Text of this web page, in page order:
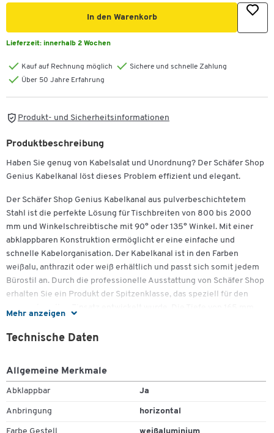
In den Warenkorb
Lieferzeit: innerhalb 2 Wochen
Kauf auf Rechnung möglich
Sichere und schnelle Zahlung
Über 50 Jahre Erfahrung
Produkt- und Sicherheitsinformationen
Mehr anzeigen
Produktbeschreibung
Haben Sie genug von Kabelsalat und Unordnung? Der Schäfer Shop
Genius Kabelkanal löst dieses Problem effizient und elegant.
Der Schäfer Shop Genius Kabelkanal aus pulverbeschichtetem
Stahl ist die perfekte Lösung für Tischbreiten von 800 bis 2000
mm und Winkelschreibtische mit 90° oder 135° Winkel. Mit einer
abklappbaren Konstruktion ermöglicht er eine einfache und
schnelle Kabelorganisation. Der Kabelkanal ist in den Farben
weißalu, anthrazit oder weiß erhältlich und passt sich somit jedem
Bürostil an. Durch die professionelle Ausstattung von Schäfer Shop
erhalten Sie ein Produkt der Spitzenklasse, das speziell für den
anspruchsvollen Einsatz entwickelt wurde. Die Tiefe von 165 mm
ausreichend Platz und eine optimale Kabelführung.
Abklappbar, mit Abstandhalter
Stahl, pulverbeschichtet
Farben: wahlweise in Weißalu, Anthrazit, Weiß
Technische Daten
Allgemeine Merkmale
Abklappbar Ja
Anbringung horizontal